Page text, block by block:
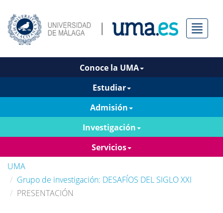
Menú
Conoce la UMA
Estudiar
Admisión
Investigación
Servicios
UMA
Grupo de investigación: DESAFÍOS DEL SIGLO XXI
PRESENTACIÓN